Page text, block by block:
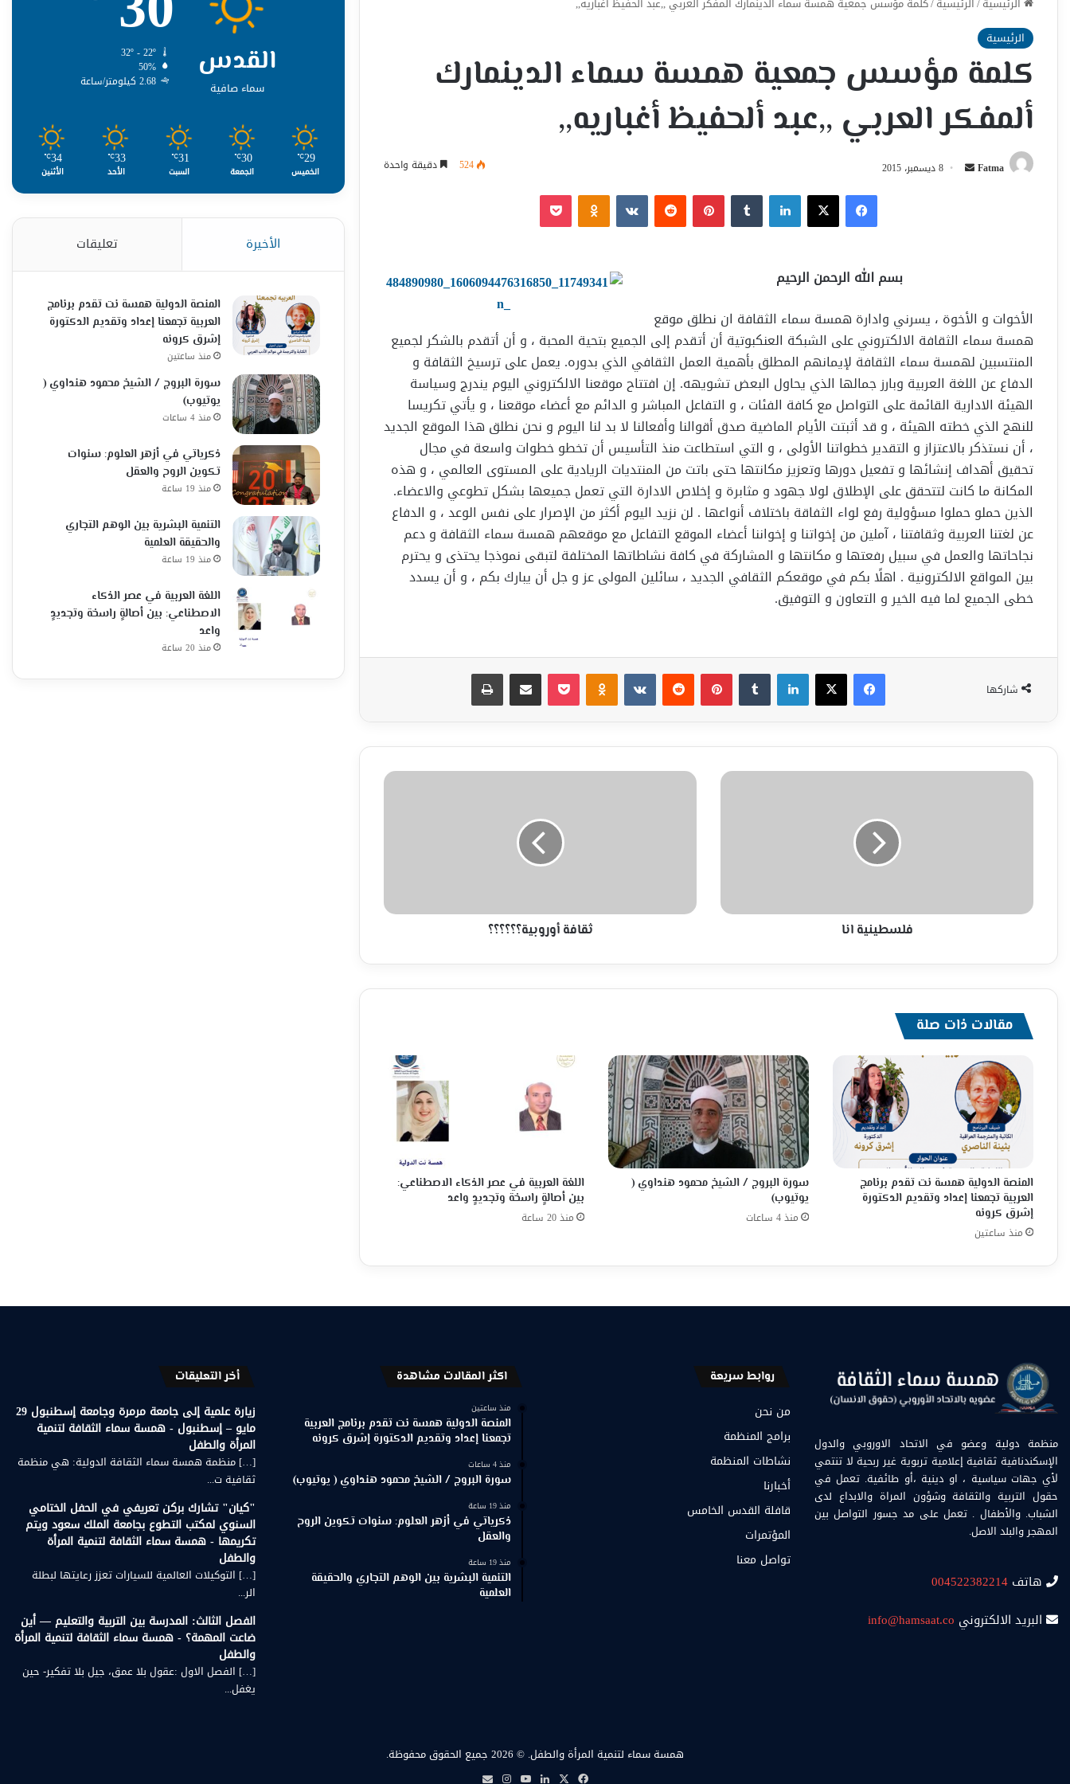
الرئيسية
كلمة مؤسس جمعية همسة سماء الدينمارك
ألمفكر العربي ,,عبد ألحفيظ أغباريه,,
Fatma
أرسل 8 ديسمبر، 2015 524 دقيقة واحدة
فيسبوك‫X لينكدإن بينتيريست Odnoklassniki
‫Pocket
بسم الله الرحمن الرحيم
الأخوات و الأخوة ، يسرني وادارة همسة سماء الثقافة ان نطلق موقع
همسة سماء الثقافة الالكتروني على الشبكة العنكبوتية أن أتقدم إلى الجميع بتحية المحبة ، و أن أتقدم بالشكر لجميع
المنتسبين لهمسة سماء الثقافة لإيمانهم المطلق بأهمية العمل الثقافي الذي بدوره. يعمل على ترسيخ الثقافة و
الدفاع عن اللغة العربية وبارز جمالها الذي يحاول البعض تشويهه. إن افتتاح موقعنا الالكتروني اليوم يندرج وسياسة
الهيئة الادارية القائمة على التواصل مع كافة الفئات ، و التفاعل المباشر و الدائم مع أعضاء موقعنا ، و يأتي تكريسا
للنهج الذي خطته الهيئة ، و قد أثبتت الأيام الماضية صدق أقوالنا وأفعالنا لا بد لنا اليوم و نحن نطلق هذا الموقع الجديد
، أن نستذكر بالاعتزاز و التقدير خطواتنا الأولى ، و التي استطاعت منذ التأسيس أن تخطو خطوات واسعة في مجال
تحقيق أهداف إنشائها و تفعيل دورها وتعزيز مكانتها حتى باتت من المنتديات الريادية على المستوى العالمي ، و هذه
المكانة ما كانت لتتحقق على الإطلاق لولا جهود و مثابرة و إخلاص الادارة التي تعمل جميعها بشكل تطوعي والاعضاء.
الذين حملو حملوا مسؤولية رفع لواء الثفاقة باختلاف أنواعها . لن نزيد اليوم أكثر من الإصرار على نفس الوعد ، و الدفاع
عن لغتنا العربية وثقافتنا ، آملين من إخواتنا و إخواننا أعضاء الموقع التفاعل مع موقعهم همسة سماء الثقافة و دعم
نجاحاتها والعمل في سبيل رفعتها و مكانتها و المشاركة في كافة نشاطاتها المختلفة لتبقى نموذجا يحتذى و يحترم
بين المواقع الالكترونية . اهلًا بكم في موقعكم الثقافي الجديد ، سائلين المولى عز و جل أن يبارك بكم ، و أن يسدد
خطى الجميع لما فيه الخير و التعاون و التوفيق.
شاركها
فيسبوك‫X لينكدإن بينتيريست Odnoklassniki
‫Pocket مشاركة عبر البريد طباعة
فلسطينية
فلسطينية انا
ثقافة
ثقافة أوروبية؟؟؟؟؟؟
مقالات ذات صلة
المنصة الدولية همسة نت تقدم برنامج
العربية تجمعنا إعداد وتقديم الدكتورة
إشرق كرونه
منذ ساعتين
سورة البروج / الشيخ محمود هنداوي (
يوتيوب)
منذ 4 ساعات
اللغة العربية في عصر الذكاء الاصطناعي:
بين أصالةٍ راسخة وتجديدٍ واعد
منذ 20 ساعة
القدس
سماء صافية
32º - 22º
50%
2.68 كيلومتر/ساعة
29
℃
الخميس
30
℃
الجمعة
31
℃
السبت
33
℃
الأحد
34
℃
الأثنين
الأخيرة تعليقات
المنصة الدولية همسة نت تقدم برنامج
العربية تجمعنا إعداد وتقديم الدكتورة
إشرق كرونه
منذ ساعتين
سورة البروج / الشيخ محمود هنداوي (
يوتيوب)
منذ 4 ساعات
ذكرياتي في أزهر العلوم: سنوات
تكوين الروح والعقل
منذ 19 ساعة
التنمية البشرية بين الوهم التجاري
والحقيقة العلمية
منذ 19 ساعة
اللغة العربية في عصر الذكاء
الاصطناعي: بين أصالةٍ راسخة وتجديدٍ
واعد
منذ 20 ساعة
منظمة دولية وعضو في الاتحاد الاوروبي والدول
الإسكندنافية ثقافية إعلامية تربوية غير ربحية لا تنتمي
لأي جهات سياسية ، او دينية ،أو طائفية. تعمل في
حقول التربية والثقافة وشؤون المراة والابداع لدى
الشباب. والأطفال . تعمل على مد جسور التواصل بين
المهجر والبلد الاصل.
هاتف 004522382214
البريد الالكتروني info@hamsaat.co
روابط سريعة
من نحن
برامج المنظمة
نشاطات المنظمة
أخبارنا
قافلة القدس الخامس
المؤتمرات
تواصل معنا
اكثر المقالات مشاهدة
منذ ساعتين
المنصة الدولية همسة نت تقدم برنامج العربية
تجمعنا إعداد وتقديم الدكتورة إشرق كرونه
منذ 4 ساعات
سورة البروج / الشيخ محمود هنداوي ( يوتيوب)
منذ 19 ساعة
ذكرياتي في أزهر العلوم: سنوات تكوين الروح
والعقل
منذ 19 ساعة
التنمية البشرية بين الوهم التجاري والحقيقة
العلمية
أخر التعليقات
زيارة علمية إلى جامعة مرمرة وجامعة إسطنبول 29
مايو – إسطنبول - همسة سماء الثقافة لتنمية
المرأة والطفل
[…] منظمة همسة سماء الثقافة الدولية: هي منظمة
ثقافية ت...
"كيان" تشارك بركن تعريفي في الحفل الختامي
السنوي لمكتب التطوع بجامعة الملك سعود ويتم
تكريمها - همسة سماء الثقافة لتنمية المرأة
والطفل
[…] التوكيلات العالمية للسيارات تعزز رعايتها لبطلة
الر...
الفصل الثالث: المدرسة بين التربية والتعليم — أين
ضاعت المهمة؟ - همسة سماء الثقافة لتنمية المرأة
والطفل
[…] الفصل الاول :عقول بلا عمق، جيل بلا تفكير- حين
يغفل...
همسة سماء لتنمية المرأة والطفل. © 2026 جميع الحقوق محفوظة.
فيسبوكلينكدإن‫YouTube
انستقرام
بريد